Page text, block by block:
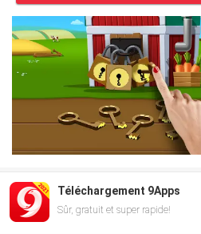
Téléchargement 9Apps
Sûr, gratuit et super rapide!